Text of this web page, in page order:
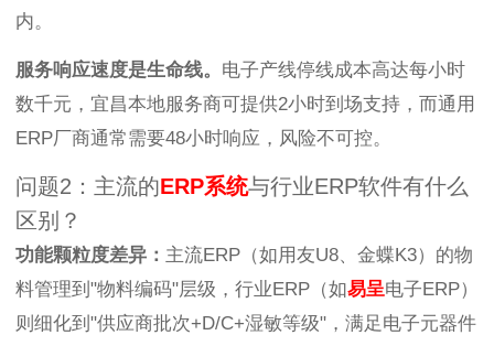
内。
服务响应速度是生命线。 电子产线停线成本高达每小时
数千元，宜昌本地服务商可提供2小时到场支持，而通用
ERP厂商通常需要48小时响应，风险不可控。
问题2：主流的ERP系统与行业ERP软件有什么
区别？
功能颗粒度差异： 主流ERP（如用友U8、金蝶K3）的物
料管理到"物料编码"层级，行业ERP（如易呈电子ERP）
则细化到"供应商批次+D/C+湿敏等级"，满足电子元器件